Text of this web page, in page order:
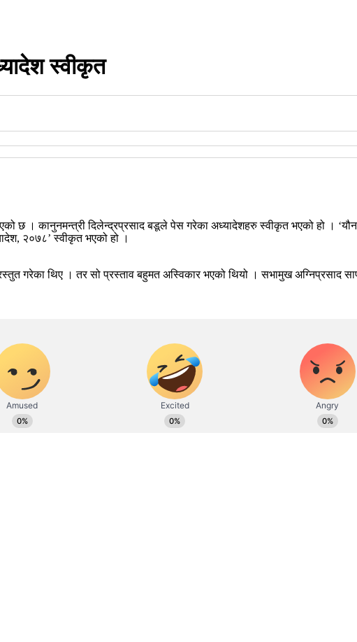
स्वीकृत
छ । कानुनमन्त्री दिलेन्द्रप्रसाद बडूले पेस गरेका अध्यादेशहरु स्वीकृत भएको हो ।
२०७८’ स्वीकृत भएको हो ।
गरेका थिए । तर सो प्रस्ताव बहुमत अस्विकार भएको थियो ।सभामुख अग्निप्रसाद